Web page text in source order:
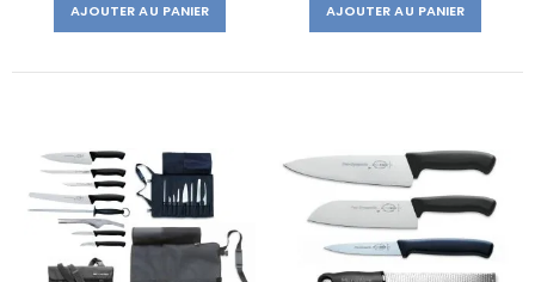
AJOUTER AU PANIER AJOUTER AU PANIER